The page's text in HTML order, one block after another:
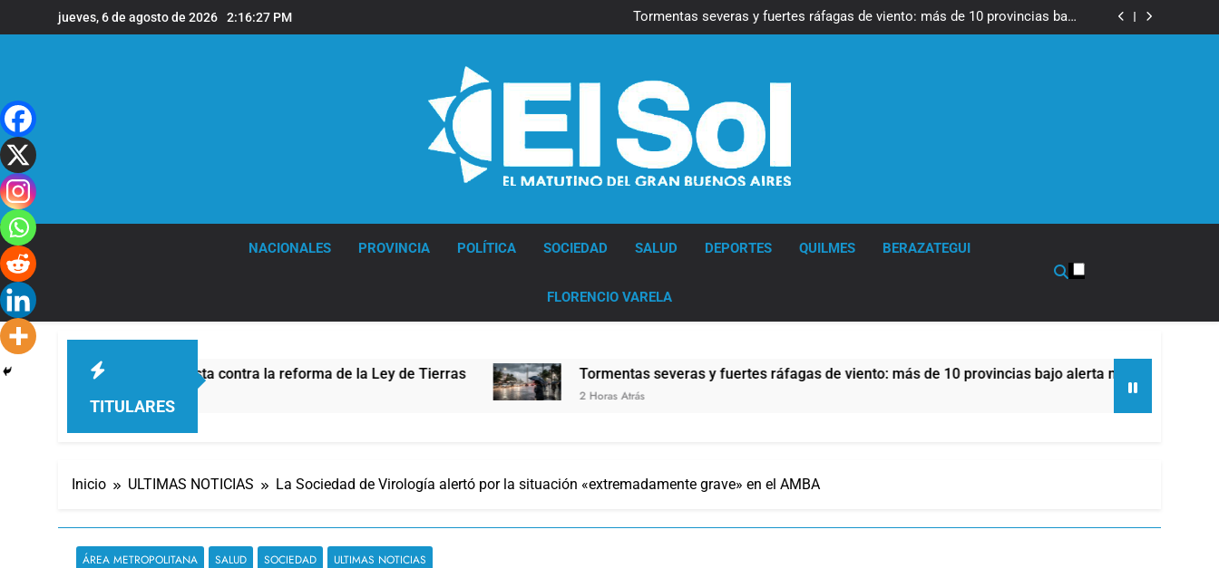
al
jueves, 6 de agosto de 2026 2:16:27 PM
protesta contra la reforma de la Ley de Tierras
Tormentas severas y fuertes ráfagas de viento: más de 10 provincias bajo
alerta meteorológica
Senado debate el proyecto sobre propiedad privada con foco en los
Senado debate el proyecto sobre propiedad privada con foco en los
NACIONALES PROVINCIA POLÍTICA SOCIEDAD SALUD DEPORTES QUILMES BERAZATEGUI
FLORENCIO VARELA
TITULARES
por la protesta contra la reforma de la Ley de Tierras Tormentas severas y fuertes ráfagas de viento: más de 10 provincias bajo alerta meteorológica
2 Horas Atrás
Inicio ULTIMAS NOTICIAS La Sociedad de Virología alertó por la situación «extremadamente grave» en el AMBA
ÁREA METROPOLITANA SALUD SOCIEDAD ULTIMAS NOTICIAS